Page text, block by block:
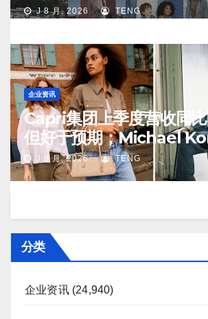
J 8 月, 2026 TENG
企业资讯
Capri集团上季度营收同
但好于预期；Michael
市场持续向好
J 8 月, 2026 TENG
分类
企业资讯(24,940)